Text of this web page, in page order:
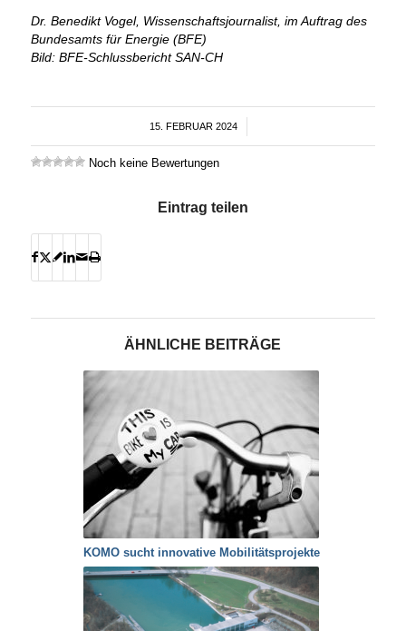
Dr. Benedikt Vogel, Wissenschaftsjournalist, im Auftrag des
Bundesamts für Energie (BFE)
Bild: BFE-Schlussbericht SAN-CH
15. FEBRUAR 2024
/
Noch keine Bewertungen
Eintrag teilen
ÄHNLICHE BEITRÄGE
KOMO sucht innovative Mobilitätsprojekte